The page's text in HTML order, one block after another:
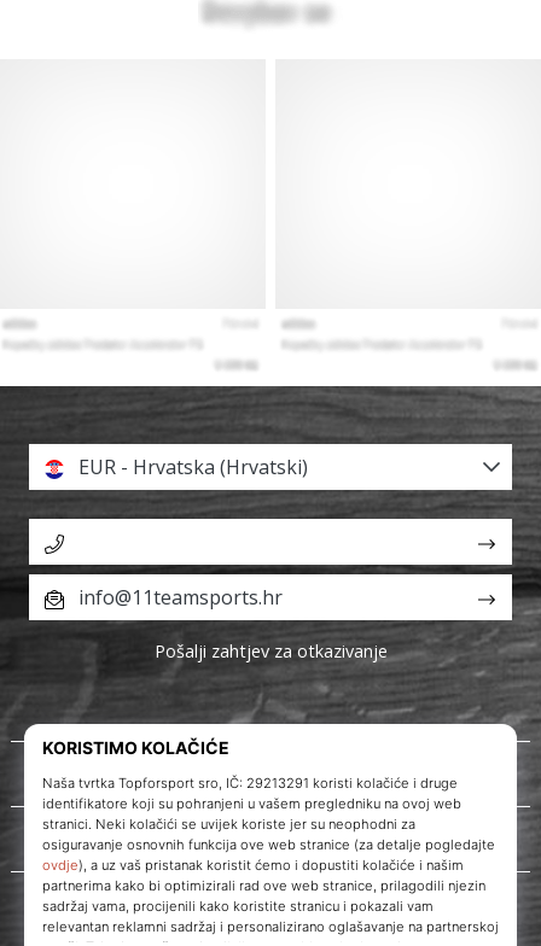
O nama
Korisnička podrška
EUR - Hrvatska (Hrvatski)
info@11teamsports.hr
Pošalji zahtjev za otkazivanje